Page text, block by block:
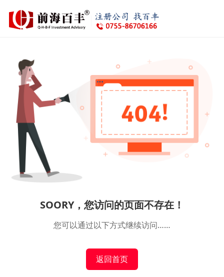
SOORY，您访问的页面不存在！
您可以通过以下方式继续访问……
返回首页